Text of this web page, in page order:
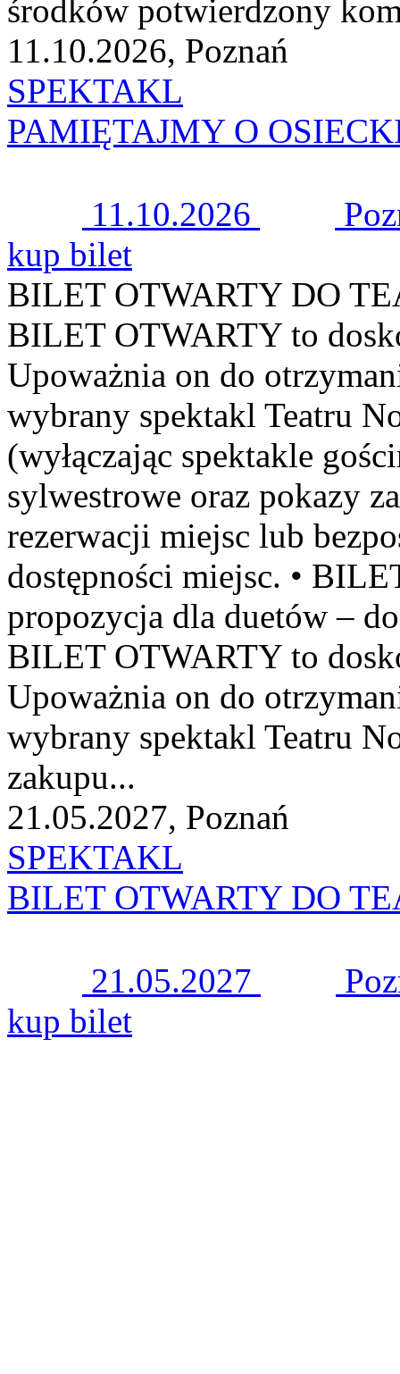
środków potwierdzony
11.10.2026, Poznań
SPEKTAKL
PAMIĘTAJMY O
11.10.2026
kup bilet
BILET OTWARTY DO
BILET OTWARTY to
Upoważnia on do
wybrany spektakl Teatru
(wyłączając spektakle
sylwestrowe oraz pokazy
rezerwacji miejsc lub
dostępności miejsc. •
propozycja dla duetów –
BILET OTWARTY to
Upoważnia on do
wybrany spektakl Teatru
zakupu...
21.05.2027, Poznań
SPEKTAKL
BILET OTWARTY DO
21.05.2027
kup bilet